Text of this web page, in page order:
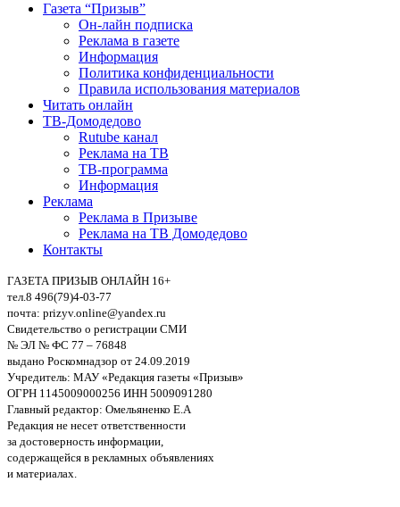
Газета “Призыв”
Он-лайн подписка
Реклама в газете
Информация
Политика конфиденциальности
Правила использования материалов
Читать онлайн
ТВ-Домодедово
Rutube канал
Реклама на ТВ
ТВ-программа
Информация
Реклама
Реклама в Призыве
Реклама на ТВ Домодедово
Контакты
ГАЗЕТА ПРИЗЫВ ОНЛАЙН 16+
тел.8 496(79)4-03-77
почта: prizyv.online@yandex.ru
Свидетельство о регистрации СМИ
№ ЭЛ № ФС 77 – 76848
выдано Роскомнадзор от 24.09.2019
Учредитель: МАУ «Редакция газеты «Призыв»
ОГРН 1145009000256 ИНН 5009091280
Главный редактор: Омельяненко Е.А
Редакция не несет ответственности
за достоверность информации,
содержащейся в рекламных объявлениях
и материалах.